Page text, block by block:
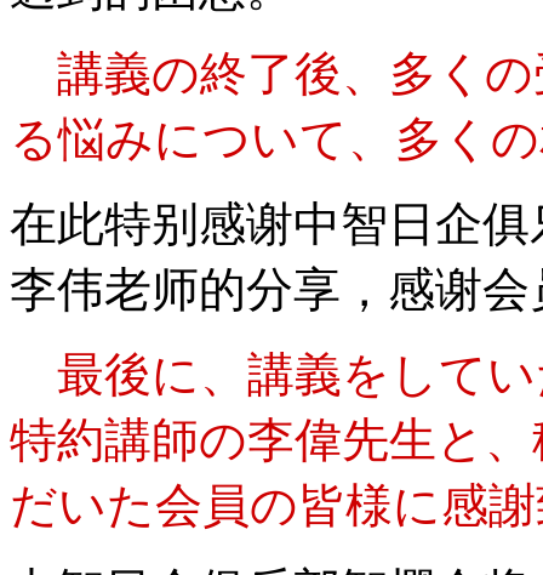
講義の終了後、多く
る悩みについて、多く
在此特别感谢中智日企
李伟老师的分享，感谢
最後に、講義をして
特約講師の李偉先生と
だいた会員の皆様に感